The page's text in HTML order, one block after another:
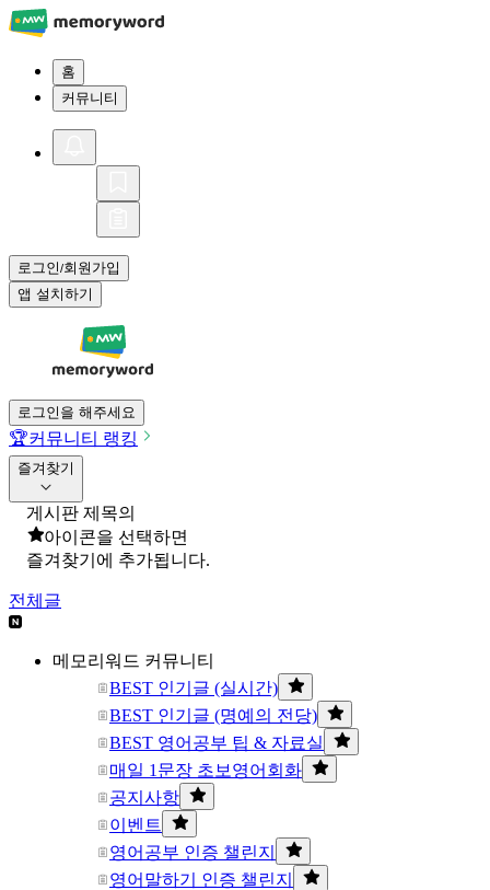
홈
커뮤니티
로그인/회원가입
앱 설치하기
로그인을 해주세요
🏆커뮤니티 랭킹
즐겨찾기
게시판 제목의
아이콘을 선택하면
즐겨찾기에 추가됩니다.
전체글
메모리워드 커뮤니티
BEST 인기글 (실시간)
BEST 인기글 (명예의 전당)
BEST 영어공부 팁 & 자료실
매일 1문장 초보영어회화
공지사항
이벤트
영어공부 인증 챌린지
영어말하기 인증 챌린지